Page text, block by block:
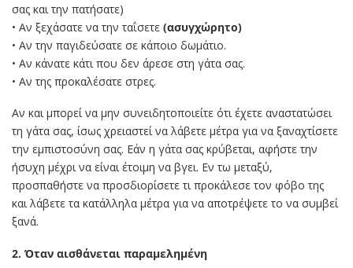
σας και την πατήσατε)
• Αν ξεχάσατε να την ταΐσετε (ασυγχώρητο)
• Αν την παγιδεύσατε σε κάποιο δωμάτιο.
• Αν κάνατε κάτι που δεν άρεσε στη γάτα σας.
• Αν της προκαλέσατε στρες.
Αν και μπορεί να μην συνειδητοποιείτε ότι έχετε αναστατώσει
τη γάτα σας, ίσως χρειαστεί να λάβετε μέτρα για να ξαναχτίσετε
την εμπιστοσύνη σας. Εάν η γάτα σας κρύβεται, αφήστε την
ήσυχη μέχρι να είναι έτοιμη να βγει. Εν τω μεταξύ,
προσπαθήστε να προσδιορίσετε τι προκάλεσε τον φόβο της
και λάβετε τα κατάλληλα μέτρα για να αποτρέψετε το να συμβεί
ξανά.
2. Όταν αισθάνεται παραμελημένη